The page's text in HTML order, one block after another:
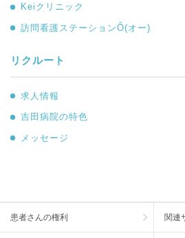
Keiクリニック
訪問看護ステーションÔ(オー)
リクルート
求人情報
吉田病院の特色
メッセージ
患者さんの権利 関連